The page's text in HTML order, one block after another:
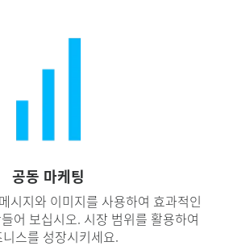
공동 마케팅
시지와 이미지를 사용하여 효과적인
어 보십시오. 시장 범위를 활용하여
니스를 성장시키세요.